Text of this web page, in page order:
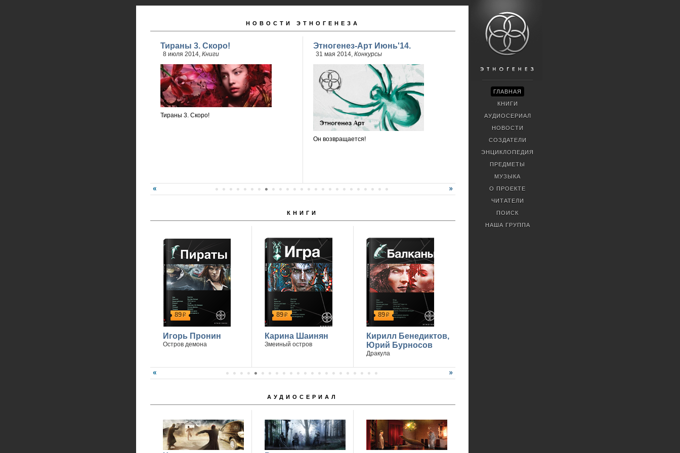
НОВОСТИ ЭТНОГЕНЕЗА
Тираны 3. Скоро!
8 июля 2014, Книги
Тираны 3. Скоро!
Этногенез-Арт Июнь'14.
31 мая 2014, Конкурсы
Он возвращается!
КНИГИ
89р
Игорь Пронин
Остров демона
89р
Карина Шаинян
Змеиный остров
89р
Кирилл Бенедиктов,
Юрий Бурносов
Дракула
АУДИОСЕРИАЛ
ГЛАВНАЯ
КНИГИ
АУДИОСЕРИАЛ
НОВОСТИ
СОЗДАТЕЛИ
ЭНЦИКЛОПЕДИЯ
ПРЕДМЕТЫ
МУЗЫКА
О ПРОЕКТЕ
ЧИТАТЕЛИ
ПОИСК
НАША ГРУППА